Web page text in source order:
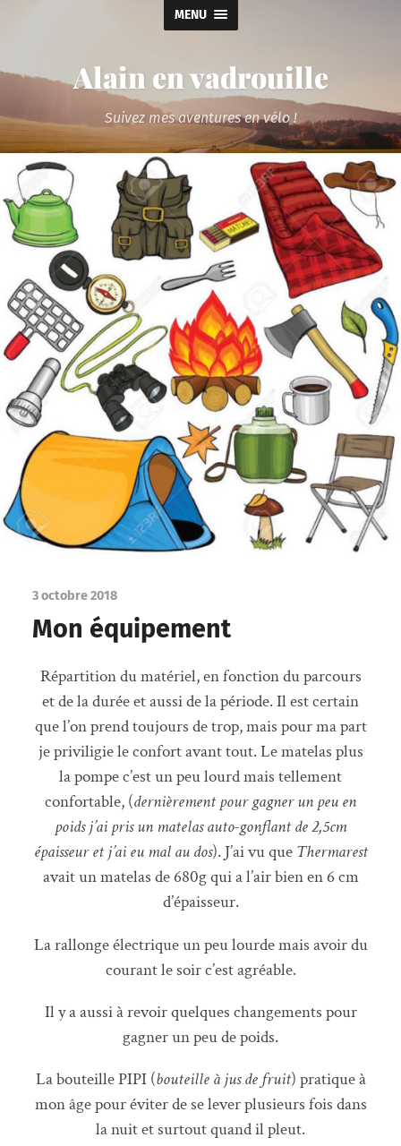
MENU
Alain en vadrouille
Suivez mes aventures en vélo !
3 octobre 2018
Mon équipement
Répartition du matériel, en fonction du parcours
et de la durée et aussi de la période. Il est certain
que l’on prend toujours de trop, mais pour ma part
je priviligie le confort avant tout. Le matelas plus
la pompe c’est un peu lourd mais tellement
confortable, (dernièrement pour gagner un peu en
poids j’ai pris un matelas auto-gonflant de 2,5cm
épaisseur et j’ai eu mal au dos). J’ai vu que Thermarest
avait un matelas de 680g qui a l’air bien en 6 cm
d’épaisseur.
La rallonge électrique un peu lourde mais avoir du
courant le soir c’est agréable.
Il y a aussi à revoir quelques changements pour
gagner un peu de poids.
La bouteille PIPI (bouteille à jus de fruit) pratique à
mon âge pour éviter de se lever plusieurs fois dans
la nuit et surtout quand il pleut.